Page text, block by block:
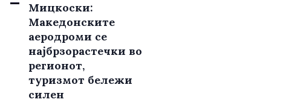
Мицкоски:
Македонските
аеродроми се
најбрзорастечки во
регионот,
туризмот бележи
силен